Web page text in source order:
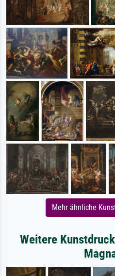
Mehr ähnliche
Weitere